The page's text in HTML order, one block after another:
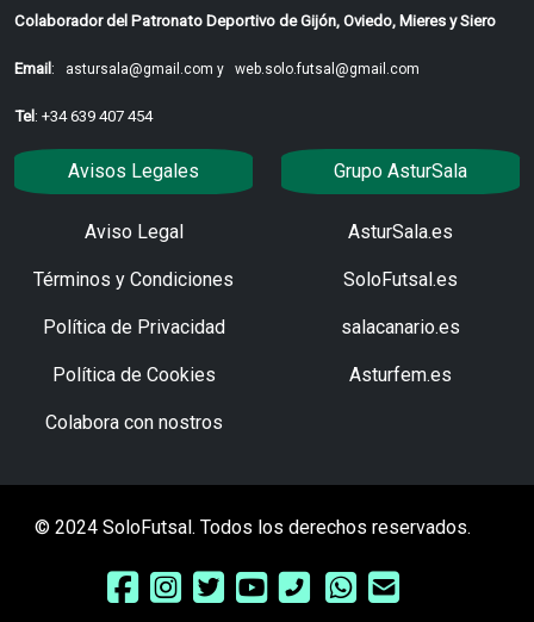
Colaborador del Patronato Deportivo de Gijón, Oviedo, Mieres y Siero
Email: astursala@gmail.com y web.solo.futsal@gmail.com
Tel: +34 639 407 454
Avisos Legales
Aviso Legal
Términos y Condiciones
Política de Privacidad
Política de Cookies
Colabora con nostros
Grupo AsturSala
AsturSala.es
SoloFutsal.es
salacanario.es
Asturfem.es
© 2024 SoloFutsal. Todos los derechos reservados.